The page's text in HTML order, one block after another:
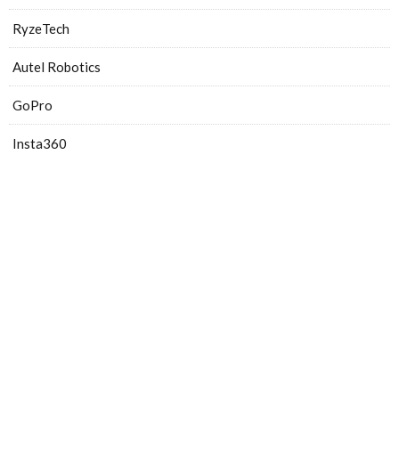
RyzeTech
Autel Robotics
GoPro
Insta360